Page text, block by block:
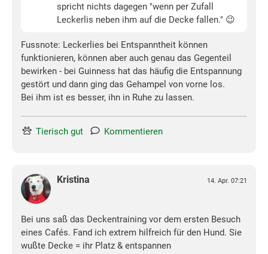
spricht nichts dagegen "wenn per Zufall
Leckerlis neben ihm auf die Decke fallen." 😉
Fussnote: Leckerlies bei Entspanntheit können
funktionieren, können aber auch genau das Gegenteil
bewirken - bei Guinness hat das häufig die Entspannung
gestört und dann ging das Gehampel von vorne los.
Bei ihm ist es besser, ihn in Ruhe zu lassen.
Tierisch gut Kommentieren
Kristina 14. Apr. 07:21
Bei uns saß das Deckentraining vor dem ersten Besuch
eines Cafés. Fand ich extrem hilfreich für den Hund. Sie
wußte Decke = ihr Platz & entspannen